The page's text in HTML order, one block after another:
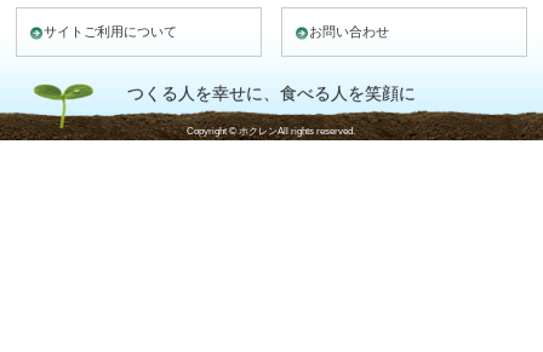
サイトご利用について お問い合わせ
つくる人を幸せに、食べる人を笑顔に
Copyright © ホクレンAll rights reserved.